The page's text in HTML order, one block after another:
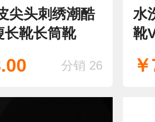
尖头刺绣潮酷
长靴长筒靴
分销 26
水
靴